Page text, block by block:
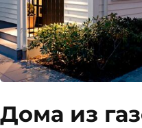
Дома из